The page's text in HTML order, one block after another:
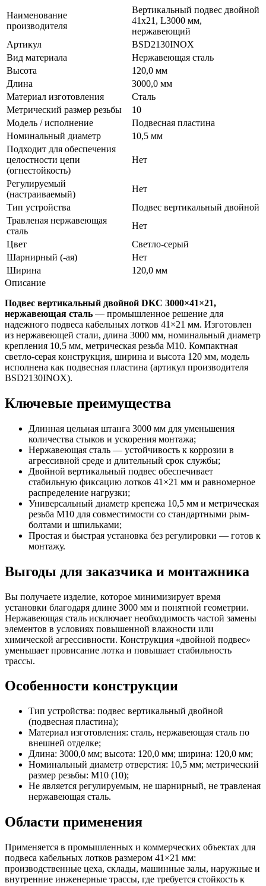
Наименование
производителя
Вертикальный подвес двойной
41х21, L3000 мм,
нержавеющий
Артикул
BSD2130INOX
Вид материала
Нержавеющая сталь
Высота
120,0 мм
Длина
3000,0 мм
Материал изготовления
Сталь
Метрический размер резьбы
10
Модель / исполнение
Подвесная пластина
Номинальный диаметр
10,5 мм
Подходит для обеспечения
целостности цепи
(огнестойкость)
Нет
Регулируемый
(настраиваемый)
Нет
Тип устройства
Подвес вертикальный двойной
Травленая нержавеющая
сталь
Нет
Цвет
Светло-серый
Шарнирный (-ая)
Нет
Ширина
120,0 мм
Описание
Подвес вертикальный двойной DKC 3000×41×21,
нержавеющая сталь — промышленное решение для
надежного подвеса кабельных лотков 41×21 мм. Изготовлен
из нержавеющей стали, длина 3000 мм, номинальный диаметр
крепления 10,5 мм, метрическая резьба M10. Компактная
светло-серая конструкция, ширина и высота 120 мм, модель
исполнена как подвесная пластина (артикул производителя
BSD2130INOX).
Ключевые преимущества
Длинная цельная штанга 3000 мм для уменьшения
количества стыков и ускорения монтажа;
Нержавеющая сталь — устойчивость к коррозии в
агрессивной среде и длительный срок службы;
Двойной вертикальный подвес обеспечивает
стабильную фиксацию лотков 41×21 мм и равномерное
распределение нагрузки;
Универсальный диаметр крепежа 10,5 мм и метрическая
резьба M10 для совместимости со стандартными рым-
болтами и шпильками;
Простая и быстрая установка без регулировки — готов к
монтажу.
Выгоды для заказчика и монтажника
Вы получаете изделие, которое минимизирует время
установки благодаря длине 3000 мм и понятной геометрии.
Нержавеющая сталь исключает необходимость частой замены
элементов в условиях повышенной влажности или
химической агрессивности. Конструкция «двойной подвес»
уменьшает провисание лотка и повышает стабильность
трассы.
Особенности конструкции
Тип устройства: подвес вертикальный двойной
(подвесная пластина);
Материал изготовления: сталь, нержавеющая сталь по
внешней отделке;
Длина: 3000,0 мм; высота: 120,0 мм; ширина: 120,0 мм;
Номинальный диаметр отверстия: 10,5 мм; метрический
размер резьбы: M10 (10);
Не является регулируемым, не шарнирный, не травленая
нержавеющая сталь.
Области применения
Применяется в промышленных и коммерческих объектах для
подвеса кабельных лотков размером 41×21 мм:
производственные цеха, склады, машинные залы, наружные и
внутренние инженерные трассы, где требуется стойкость к